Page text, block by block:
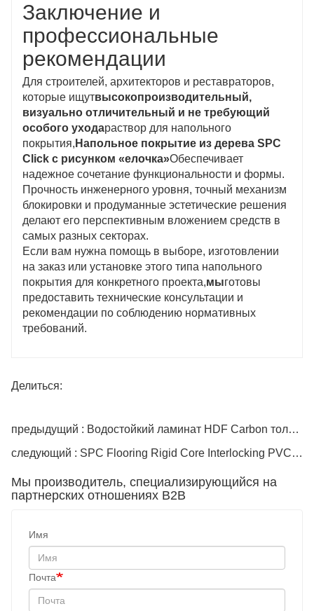
Заключение и
профессиональные
рекомендации
Для строителей, архитекторов и реставраторов,
которые ищутвысокопроизводительный,
визуально отличительный и не требующий
особого уходараствор для напольного
покрытия, Напольное покрытие из дерева SPC
Click с рисунком «елочка»Обеспечивает
надежное сочетание функциональности и формы.
Прочность инженерного уровня, точный механизм
блокировки и продуманные эстетические решения
делают его перспективным вложением средств в
самых разных секторах.
Если вам нужна помощь в выборе, изготовлении
на заказ или установке этого типа напольного
покрытия для конкретного проекта,мыготовы
предоставить технические консультации и
рекомендации по соблюдению нормативных
требований.
Делиться:
предыдущий : Водостойкий ламинат HDF Carbon толщиной 8 мм
следующий : SPC Flooring Rigid Core Interlocking PVC Vinyl Flooring
Мы производитель, специализирующийся на
партнерских отношениях B2B
Имя
Почта